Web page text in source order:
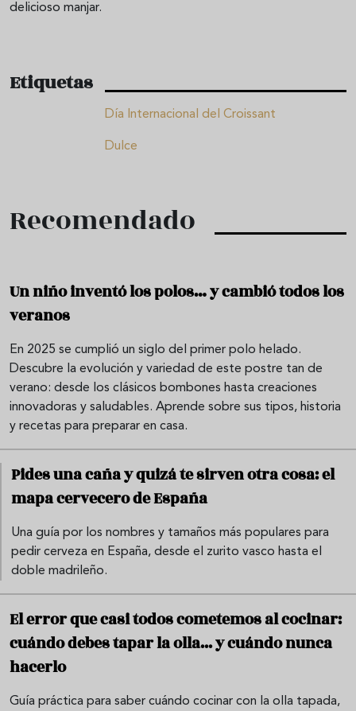
delicioso manjar.
Etiquetas
Día Internacional del Croissant
Dulce
Recomendado
Un niño inventó los polos… y cambió todos los
veranos
En 2025 se cumplió un siglo del primer polo helado.
Descubre la evolución y variedad de este postre tan de
verano: desde los clásicos bombones hasta creaciones
innovadoras y saludables. Aprende sobre sus tipos, historia
y recetas para preparar en casa.
Pides una caña y quizá te sirven otra cosa: el
mapa cervecero de España
Una guía por los nombres y tamaños más populares para
pedir cerveza en España, desde el zurito vasco hasta el
doble madrileño.
El error que casi todos cometemos al cocinar:
cuándo debes tapar la olla... y cuándo nunca
hacerlo
Guía práctica para saber cuándo cocinar con la olla tapada,